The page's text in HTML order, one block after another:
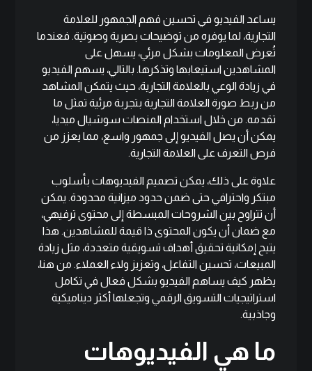
يساعد الفيديو في تحسين فهم الجمهور للعلامة
التجارية، لما يوفره من توضيحات بصرية وصوتية. فعندما
تُعرض المعلومات بشكل مرئي، يسهل على
المشاهدين استيعابها وتذكرها. بالتالي، يسهم الفيديو
في زيادة الوعي بالعلامة التجارية، حيث يتمكن المشاهد
من ربط صورة العلامة التجارية بتجربة مرئية تمثل ما
تقدمه. من خلال استخدام المنصات سوشيال ميديا،
يمكن أن يصل الفيديو إلى جمهور واسع، مما يعزز من
فرص التعرف على العلامة التجارية.
علاوة على ذلك، يمكن تصميم الفيديوهات بأسلوب
مبتكر واحترافي حتى ضمن حدود ميزانية محدودة. يمكن
أن تتراوح بين الشروحات المبسطة إلى محتوى ترفيهي،
مع ضمان أن يكون المحتوى ذا قيمة للمشاهدين. هذا
يتيح إمكانية تحقيق أهداف تسويقية متعددة، مثل زيادة
المبيعات، تحسين التفاعل، وتعزيز ولاء العملاء. من هنا،
يظهر كيف يساهم الفيديو بشكل فعال في تكامل
استراتيجيات التسويق الرقمي وتجعلها أكثر ديناميكية
وجاذبية.
ما هي الفيديوهات